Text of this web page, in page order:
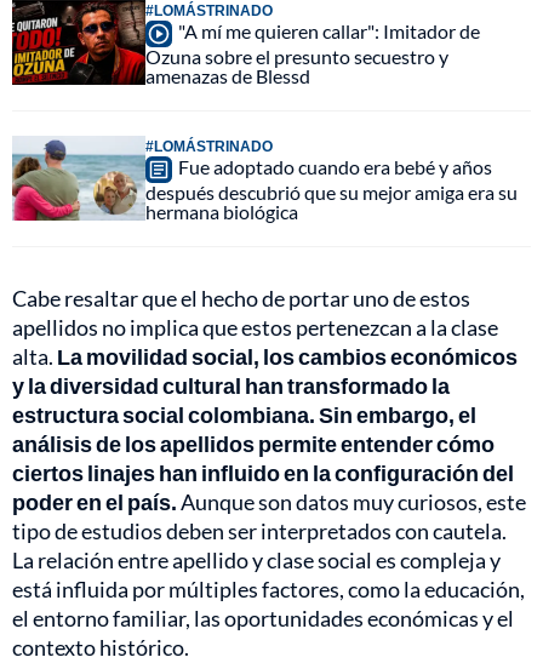
#LOMÁSTRINADO
"A mí me quieren callar": Imitador de
Ozuna sobre el presunto secuestro y
amenazas de Blessd
#LOMÁSTRINADO
Fue adoptado cuando era bebé y años
después descubrió que su mejor amiga era su
hermana biológica
Cabe resaltar que el hecho de portar uno de estos
apellidos no implica que estos pertenezcan a la clase
alta. La movilidad social, los cambios económicos
y la diversidad cultural han transformado la
estructura social colombiana. Sin embargo, el
análisis de los apellidos permite entender cómo
ciertos linajes han influido en la configuración del
poder en el país.Aunque son datos muy curiosos, este
tipo de estudios deben ser interpretados con cautela.
La relación entre apellido y clase social es compleja y
está influida por múltiples factores, como la educación,
el entorno familiar, las oportunidades económicas y el
contexto histórico.